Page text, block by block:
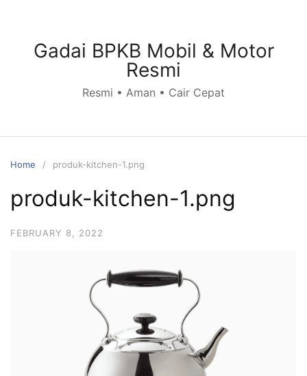
contentGadai BPKB Mobil & Motor
Resmi
Resmi • Aman • Cair Cepat
Home produk-kitchen-1.png
produk-kitchen-1.png
FEBRUARY 8, 2022